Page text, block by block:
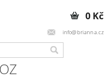
info@brianna.cz
0 Kč